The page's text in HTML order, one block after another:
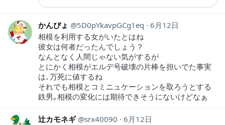
かんぴょ 5D0pYkavpGCg1eq
6月12日
相模を利用する女がいたとはね
彼女は何者だったんでしょう？
なんとなく人間じゃない気がするが
とにかく相模がエルデ号破壊の片棒を担いでた事実
は､万死に値するね
それでも相模とコミニュケーションを取ろうとする
鉄男｡相模の変化には期待できそうにないけどなぁ
辻カモネギ srx40090
6月12日